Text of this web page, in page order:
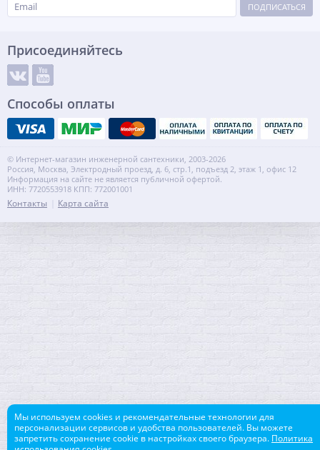
ПОДПИСАТЬСЯ
Присоединяйтесь
Способы оплаты
© Интернет-магазин инженерной сантехники, 2003-2026
Россия, Москва, Электродный проезд, д. 6, стр.1, подъезд 2, этаж 1, офис 12
Информация на сайте не является публичной офертой.
ИНН: 7720553918 КПП: 772001001
Контакты Карта сайта
Мы используем cookies и рекомендательные технологии для
персонализации сервисов и удобства пользователей. Вы можете
запретить сохранение cookie в настройках своего браузера. Политика